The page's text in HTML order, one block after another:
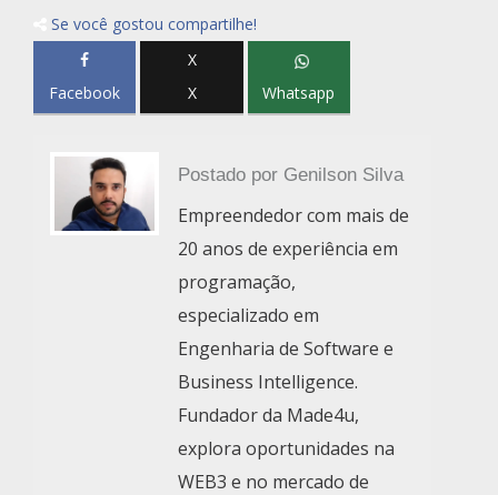
Se você gostou compartilhe!
Facebook
X
X
Whatsapp
Postado por Genilson Silva
Empreendedor com mais de
20 anos de experiência em
programação,
especializado em
Engenharia de Software e
Business Intelligence.
Fundador da Made4u,
explora oportunidades na
WEB3 e no mercado de